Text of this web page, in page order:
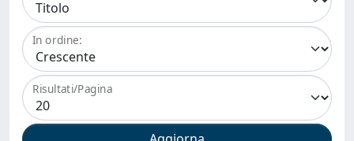
In ordine:
Risultati/Pagina